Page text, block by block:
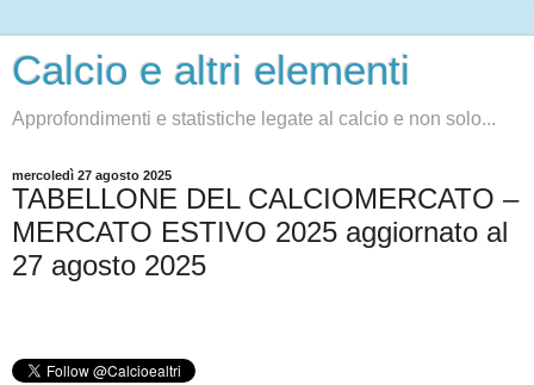
Calcio e altri elementi
Approfondimenti e statistiche legate al calcio e non solo...
mercoledì 27 agosto 2025
TABELLONE DEL CALCIOMERCATO –
MERCATO ESTIVO 2025 aggiornato al
27 agosto 2025